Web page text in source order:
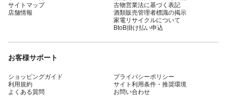
サイトマップ
店舗情報
古物営業法に基づく表記
酒類販売管理者標識の掲示
家電リサイクルについて
BtoB掛け払い申込
お客様サポート
ショッピングガイド
利用規約
よくある質問
プライバシーポリシー
サイト利用条件・推奨環境
お問い合わせ